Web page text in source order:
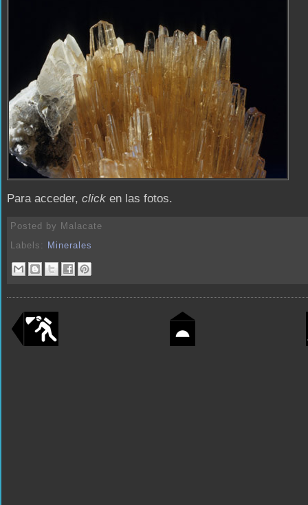
Para acceder, click en las fotos.
Posted by Malacate
Labels: Minerales